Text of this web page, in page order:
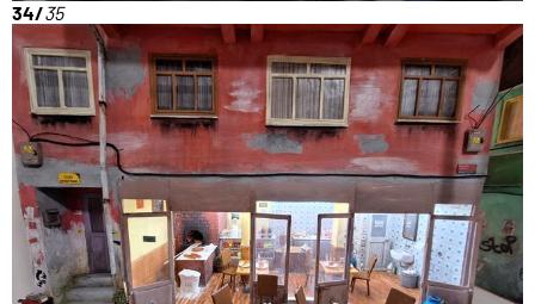
34/35